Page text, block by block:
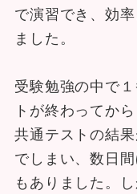
で演習でき、効
ました。
受験勉強の中で
トが終わってか
共通テストの結
でしまい、数日
もありました。